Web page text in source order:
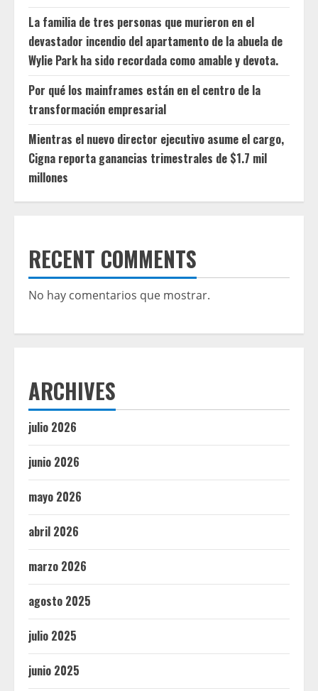
La familia de tres personas que murieron en el
devastador incendio del apartamento de la abuela de
Wylie Park ha sido recordada como amable y devota.
Por qué los mainframes están en el centro de la
transformación empresarial
Mientras el nuevo director ejecutivo asume el cargo,
Cigna reporta ganancias trimestrales de $1.7 mil
millones
RECENT COMMENTS
No hay comentarios que mostrar.
ARCHIVES
julio 2026
junio 2026
mayo 2026
abril 2026
marzo 2026
agosto 2025
julio 2025
junio 2025